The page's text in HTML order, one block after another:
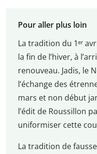
Pour aller plus loin
La tradition du 1ᵉʳ
la fin de l’hiver, à
renouveau. Jadis, le
l’échange des
mars et non début
l’édit de Roussillon
uniformiser cette
La tradition de